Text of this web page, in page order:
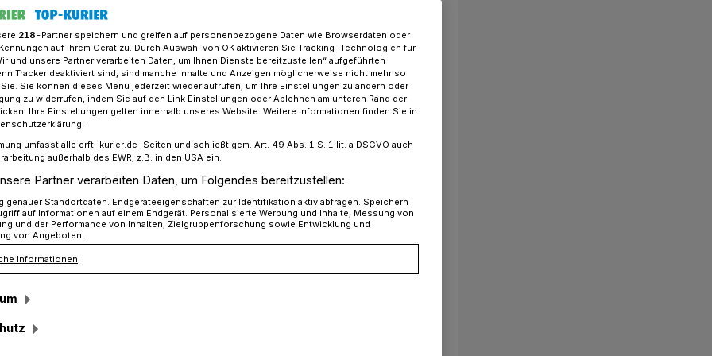
Land haben moralische Verantwortung für unser Revier“
haben
für
für 2017 stehen fest: Daniel
Hermann Gröhe heraus.
Weg in den Landtag Rainer Thiel
218-Partner speichern und greifen auf personenbezogene Daten wie Browserdaten oder
auf Ihrem Gerät zu. Durch Auswahl von OK aktivieren Sie Tracking-Technologien für
und unsere Partner verarbeiten Daten, um Ihnen Dienste bereitzustellen“ aufgeführten
Tracker deaktiviert sind, sind manche Inhalte und Anzeigen möglicherweise nicht mehr so
Sie können dieses Menü jederzeit wieder aufrufen, um Ihre Einstellungen zu ändern oder
zu widerrufen, indem Sie auf den Link Einstellungen oder Ablehnen am unteren Rand der
Ihre Einstellungen gelten innerhalb unseres Website. Weitere Informationen finden Sie in
umfasst alle erft-kurier.de-Seiten und schließt gem. Art. 49 Abs. 1 S. 1 lit. a DSGVO auch
außerhalb des EWR, z.B. in den USA ein.
Partner verarbeiten Daten, um Folgendes bereitzustellen:
genauer Standortdaten. Endgeräteeigenschaften zur Identifikation aktiv abfragen. Speichern
auf Informationen auf einem Endgerät. Personalisierte Werbung und Inhalte, Messung von
und der Performance von Inhalten, Zielgruppenforschung sowie Entwicklung und
von Angeboten.
Informationen